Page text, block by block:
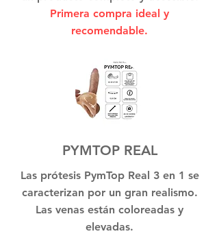
Primera compra ideal y
recomendable.
PYMTOP REAL
Las prótesis PymTop Real 3 en 1 se
caracterizan por un gran realismo.
Las venas están coloreadas y
elevadas.